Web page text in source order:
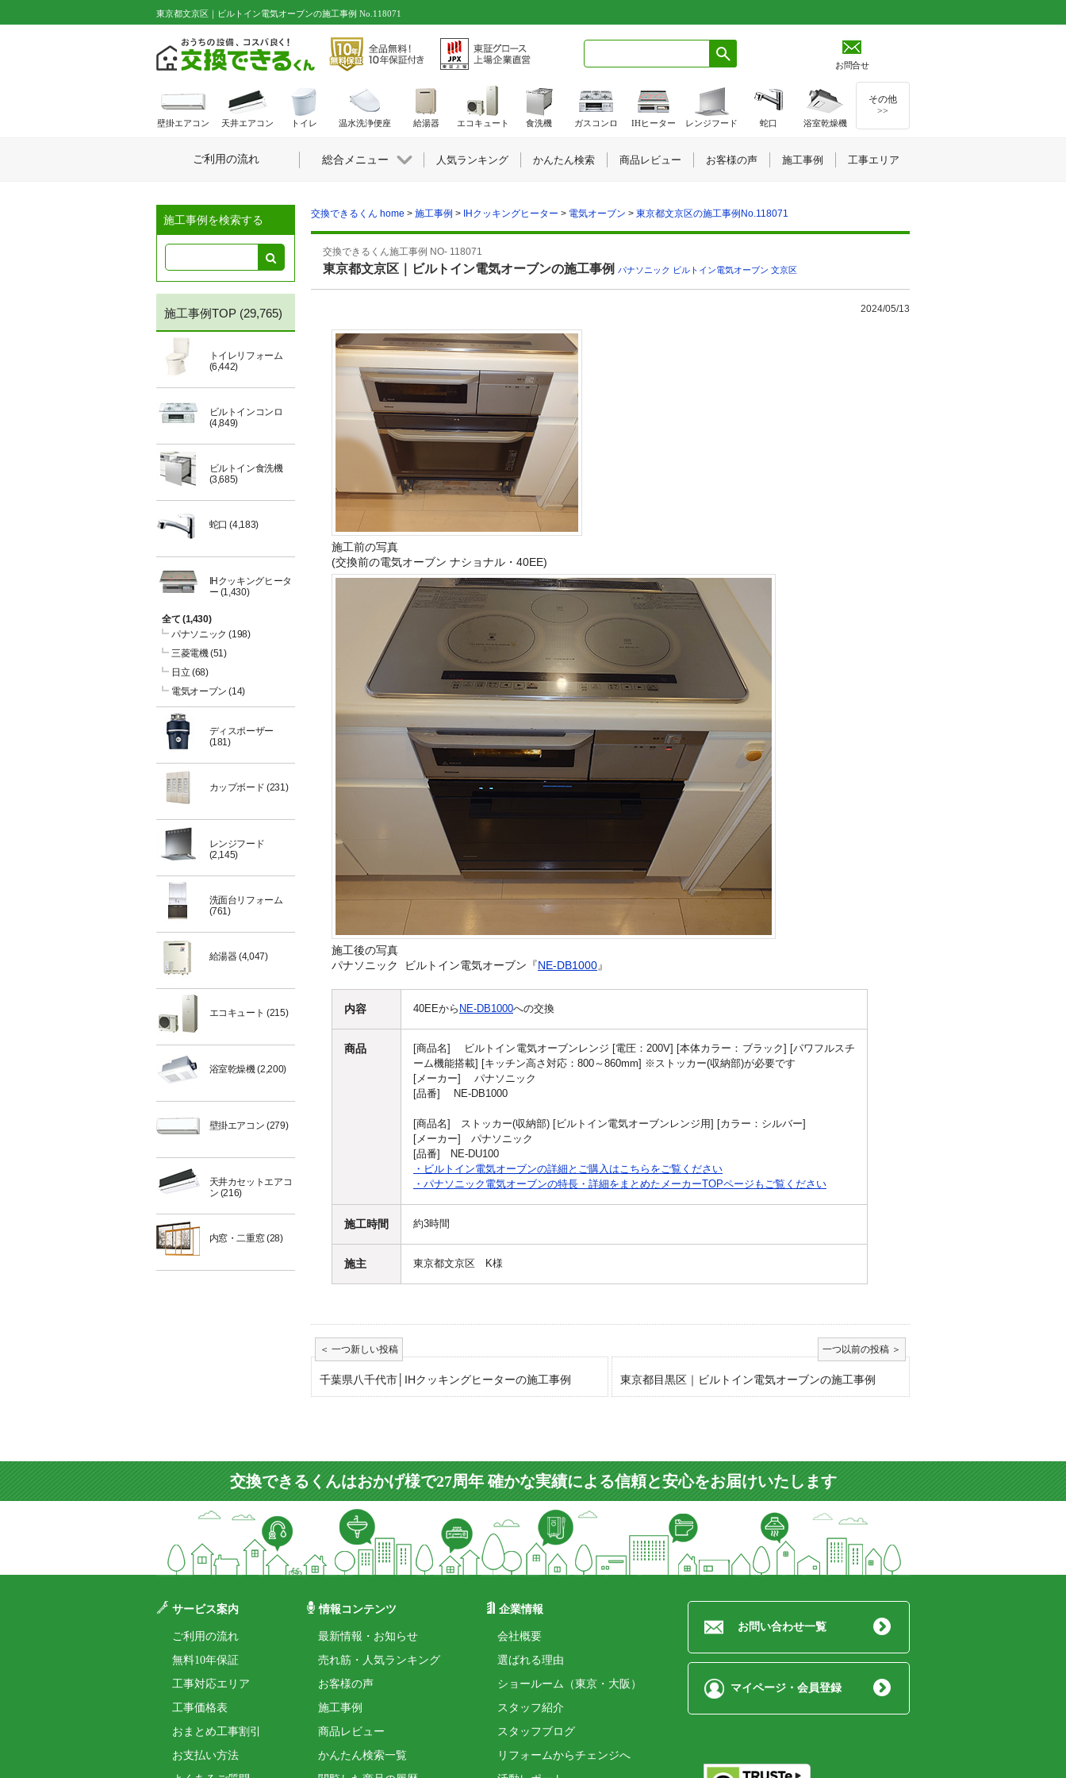
東京都文京区｜ビルトイン電気オーブンの施工事例 No.118071
お問合せ
施工事例を検索する
施工事例TOP (29,765)
トイレリフォーム
(6,442)
ビルトインコンロ
(4,849)
ビルトイン食洗機
(3,685)
蛇口 (4,183)
IHクッキングヒータ
ー (1,430)
全て (1,430)
パナソニック (198)
三菱電機(51)
日立 (68)
電気オーブン (14)
ディスポーザー
(181)
カップボード (231)
レンジフード
(2,145)
洗面台リフォーム
(761)
給湯器(4,047)
エコキュート (215)
浴室乾燥機(2,200)
壁掛エアコン (279)
天井カセットエアコ
ン (216)
内窓・二重窓(28)
交換できるくん home > 施工事例 > IHクッキングヒーター > 電気オーブン > 東京都文京区の施工事例No.118071
交換できるくん施工事例 NO- 118071
東京都文京区｜ビルトイン電気オーブンの施工事例 パナソニック ビルトイン電気オーブン 文京区
2024/05/13
施工前の写真
(交換前の電気オーブン ナショナル・40EE)
施工後の写真
パナソニック ビルトイン電気オーブン『NE-DB1000』
内容 40EEから NE-DB1000への交換
商品
[商品名] ビルトイン電気オーブンレンジ [電圧：200V] [本体カラー：ブラック] [パワフルスチ
ーム機能搭載] [キッチン高さ対応：800～860mm] ※ストッカー(収納部)が必要です
[メーカー] パナソニック
[品番] NE-DB1000
[商品名] ストッカー(収納部) [ビルトイン電気オーブンレンジ用] [カラー：シルバー]
[メーカー] パナソニック
[品番] NE-DU100
・ビルトイン電気オーブンの詳細とご購入はこちらをご覧ください
・パナソニック電気オーブンの特長・詳細をまとめたメーカーTOPページもご覧ください
施工時間 約3時間
施主 東京都文京区 K様
千葉県八千代市│IHクッキングヒーターの施工事例 東京都目黒区｜ビルトイン電気オーブンの施工事例
壁掛エアコン 天井エアコン トイレ 温水洗浄便座 給湯器 エコキュート 食洗機 ガスコンロ IHヒーター レンジフード 蛇口 浴室乾燥機
その他
>>
ご利用の流れ 総合メニュー 人気ランキング かんたん検索 商品レビュー お客様の声 施工事例 工事エリア
交換できるくんはおかげ様で27周年 確かな実績による信頼と安心をお届けいたします
サービス案内
ご利用の流れ
無料10年保証
工事対応エリア
工事価格表
おまとめ工事割引
お支払い方法
情報コンテンツ
最新情報・お知らせ
売れ筋・人気ランキング
お客様の声
施工事例
商品レビュー
かんたん検索一覧
企業情報
会社概要
選ばれる理由
ショールーム（東京・大阪）
スタッフ紹介
スタッフブログ
リフォームからチェンジへ
お問い合わせ一覧
マイページ・会員登録